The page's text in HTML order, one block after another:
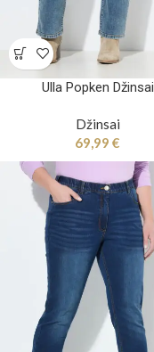
Ulla Popken Džinsai
Džinsai
69,99 €